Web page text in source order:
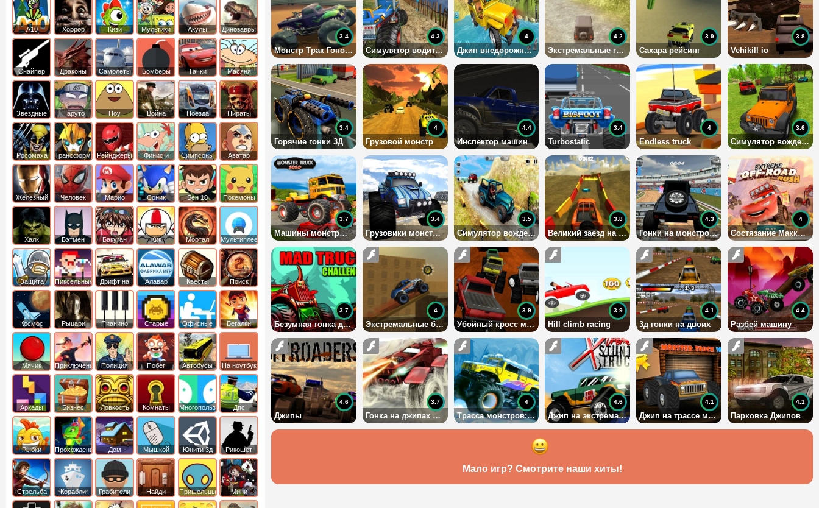
Монстр Трак Гоночная Арена
3.4
Симулятор водителя бигфута
4.3
Джип внедорожник 2019
4
Экстремальные гонки на УАЗике
4.2
Сахара рейсинг
3.9
Vehikill io
3.8
Горячие гонки 3Д
3.4
Грузовой монстр
4
Инспектор машин
4.4
Turbostatic
3.4
Endless truck
4
Симулятор вождения внедорожника
3.6
Машины монстры 2020
3.7
Грузовики монстры: фристайл 2020
3.4
Симулятор вождения джипа в горах
3.5
Великий заезд на внедорожниках
3.8
Гонки на монстро-джипах 4х4
4.3
Состязание Маккуина
4
Безумная гонка джипов
3.7
Экстремальные безумства на монстр-траке
4
Убойный кросс машин-монстров
3.9
Hill climb racing
3.9
3д гонки на двоих
4.1
Разбей машину
4.4
Джипы
4.6
Гонка на джипах с оружием
3.7
Трасса монстров: зимний сезон
4
Джип на экстремальной трассе
4.6
Джип на трассе монстров
4.1
Парковка Джипов
4.1
Мало игр? Смотрите наши хиты!
А10 Хоррор Кизи Мультики Акулы Динозавры
Снайпер Драконы Самолеты Бомберы Тачки Масяня
Звездные
войны
Наруто Поу Война Поезда
Пираты
Карибского
Моря
Росомаха ТрансформерыРейнджеры
Самураи
Финис и
Ферб
Симпсоны
Аватар
легенда об
Аанге
Железный
человек
Человек
Паук
Марио Соник Бен 10 Покемоны
Халк Бэтмен Бакуган
Кик
Бутовский
Мортал
комбат
Мультиплеер
Защита
королевства
Пиксельные
Дрифт на
машинах
Алавар Квесты
Поиск
предметов
Космос Рыцари Пианино Старые Офисные Бегалки
Мячик Приключения Полиция Побег Автобусы На ноутбук
Аркады
Бизнес
симуляторы
Ловкость Комнаты Многопользовательские
Дпс
Рыбки Прохождение Дом Мышкой Юнити 3д Рикошет
Cтрельба
из лука
Корабли Грабители
Найди
выход
Пришельцы Мини